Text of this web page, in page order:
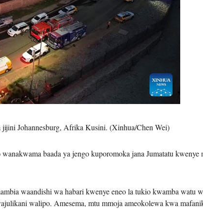
Қазақ тілі
ภาษาไทย
Bahasa Melayu
Ελληνικά
اردو
हिन्दी
Johannesburg, Afrika Kusini. (Xinhua/Chen Wei)
baada ya jengo kuporomoka jana Jumatatu kwenye
waandishi wa habari kwenye eneo la tukio kwamba watu
walipo. Amesema, mtu mmoja ameokolewa kwa